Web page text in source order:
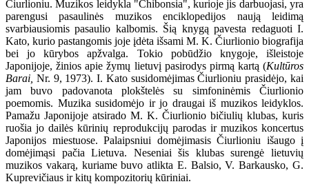
Čiurlioniu. Muzikos leidykla "Chibonsia", kurioje jis darbuojasi, yra
parengusi pasaulinės muzikos enciklopedijos naują leidimą
svarbiausiomis pasaulio kalbomis. Šią knygą pavesta redaguoti I.
Kato, kurio pastangomis joje įdėta išsami M. K. Čiurlionio biografija
bei jo kūrybos apžvalga. Tokio pobūdžio knygoje, išleistoje
Japonijoje, žinios apie žymų lietuvį pasirodys pirmą kartą (Kultūros
Barai, Nr. 9, 1973). I. Kato susidomėjimas Čiurlioniu prasidėjo, kai
jam buvo padovanota plokštelės su simfoninėmis Čiurlionio
poemomis. Muzika susidomėjo ir jo draugai iš muzikos leidyklos.
Pamažu Japonijoje atsirado M. K. Čiurlionio bičiulių klubas, kuris
ruošia jo dailės kūrinių reprodukcijų parodas ir muzikos koncertus
Japonijos miestuose. Palaipsniui domėjimasis Čiurlioniu išaugo į
domėjimąsi pačia Lietuva. Neseniai šis klubas surengė lietuvių
muzikos vakarą, kuriame buvo atlikta E. Balsio, V. Barkausko, G.
Kuprevičiaus ir kitų kompozitorių kūriniai.